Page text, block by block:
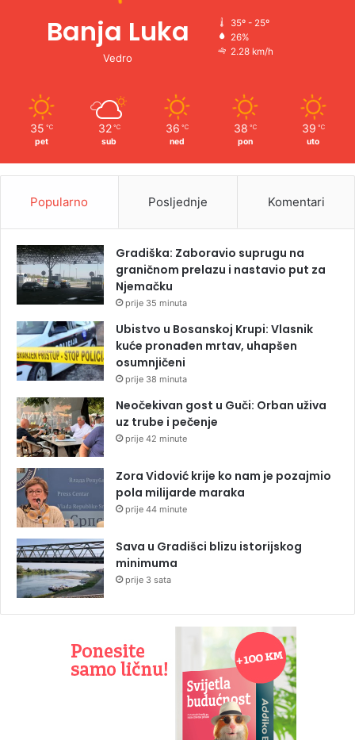
Banja Luka
Vedro
35º - 25º
26%
2.28 km/h
35 ℃
pet
32 ℃
sub
36 ℃
ned
38 ℃
pon
39 ℃
uto
Popularno Posljednje Komentari
Gradiška: Zaboravio suprugu na
graničnom prelazu i nastavio put za
Njemačku
prije 35 minuta
Ubistvo u Bosanskoj Krupi: Vlasnik
kuće pronađen mrtav, uhapšen
osumnjičeni
prije 38 minuta
Neočekivan gost u Guči: Orban uživa
uz trube i pečenje
prije 42 minute
Zora Vidović krije ko nam je pozajmio
pola milijarde maraka
prije 44 minute
Sava u Gradišci blizu istorijskog
minimuma
prije 3 sata